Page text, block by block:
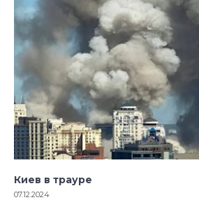
Киев в трауре
07.12.2024